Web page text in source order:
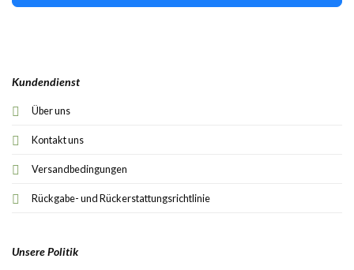
Kundendienst
Über uns
Kontakt uns
Versandbedingungen
Rückgabe- und Rückerstattungsrichtlinie
Unsere Politik